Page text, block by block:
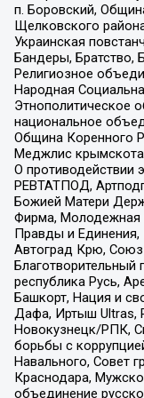
п. Боровский,
Щелковского
Украинская
Бандеры, Братство,
Религиозное
Народная
Этнополитическое
национальное
Община Коренного
Меджлис
О противодействии
РЕВТАТПОД,
Божией Матери
Фирма, Молодежная
Правды и Единения,
Автоград Крю, Союз
Благотворительный
республика Русь,
Башкорт, Нация и
Дафа, Иртыш Ultras,
Новокузнецк/РПК,
борьбы с
Навального, Совет
Краснодара,
объединение